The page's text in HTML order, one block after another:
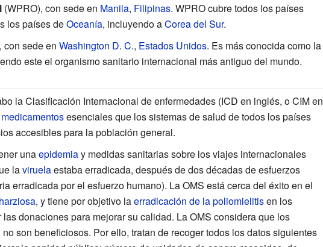
(WPRO), con sede en Manila, Filipinas. WPRO cubre todos los países
los países deOceanía, incluyendo aCorea del Sur.
sede en Washington D. C., Estados Unidos. Es más conocida como la
este el organismo sanitario internacional más antiguo del mundo.
la Clasificación Internacional de enfermedades (ICD en inglés, o CIM en
medicamentosesenciales que los sistemas de salud de todos los países
accesibles para la población general.
unaepidemiay medidas sanitarias sobre los viajes internacionales
laviruelaestaba erradicada, después de dos décadas de esfuerzos
erradicada por el esfuerzo humano). La OMS está cerca del éxito en el
, y tiene por objetivo laerradicación de la poliomielitisen los
donaciones para mejorar su calidad. La OMS considera que los
son beneficiosos. Por ello, tratan de recoger todos los datos siguientes